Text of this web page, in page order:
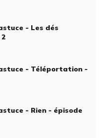
- Les dés
- Téléportation -
- Rien - épisode